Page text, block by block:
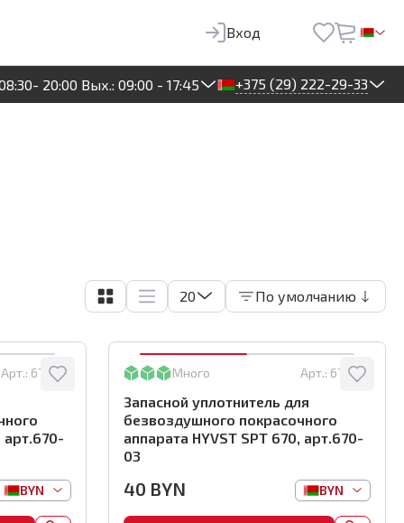
Вход
20:00 Вых.: 09:00 - 17:45 +375 (29) 222-29-33
20 По умолчанию
Арт.: 670-09
арт.670-
BYN
Много Арт.: 670-03
Запасной уплотнитель для
безвоздушного покрасочного
аппарата HYVST SPT 670, арт.670-
03
40 BYN BYN